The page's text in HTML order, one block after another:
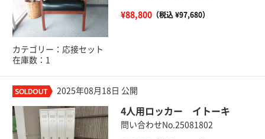
¥88,800（税込 ¥97,680）
カテゴリー：応接セット
在庫数：1
2025年08月18日 公開
4人用ロッカー イトーキ
問い合わせNo.25081802